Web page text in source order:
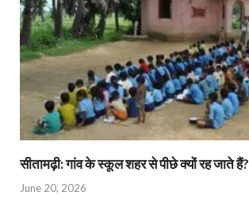
सीतामढ़ी: गांव के स्कूल शहर से पीछे क्यों रह जाते हैं?
June 20, 2026